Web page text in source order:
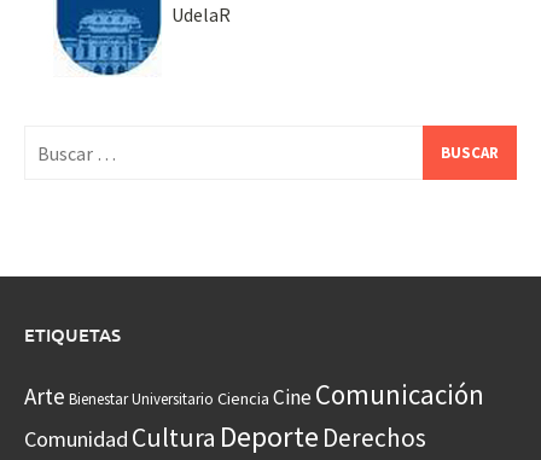
UdelaR
ETIQUETAS
Arte Bienestar Universitario Ciencia CineComunicación
Comunidad Cultura Deporte Derechos